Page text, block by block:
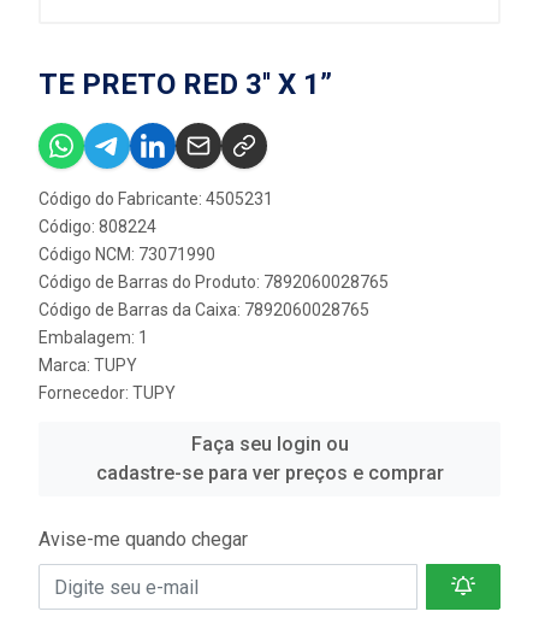
TE PRETO RED 3'' X 1”
Código do Fabricante: 4505231
Código: 808224
Código NCM: 73071990
Código de Barras do Produto: 7892060028765
Código de Barras da Caixa: 7892060028765
Embalagem: 1
Marca: TUPY
Fornecedor: TUPY
Faça seu login ou
cadastre-se para ver preços e comprar
Avise-me quando chegar